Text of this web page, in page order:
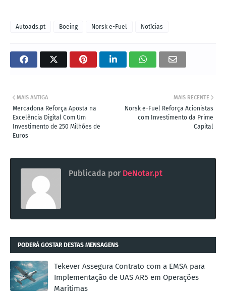
Autoads.pt Boeing Norsk e-Fuel Notícias
MAIS RECENTE
Norsk e-Fuel Reforça Acionistas
com Investimento da Prime
Capital
MAIS ANTIGA
Mercadona Reforça Aposta na
Excelência Digital Com Um
Investimento de 250 Milhões de
Euros
Publicada por DeNotar.pt
PODERÁ GOSTAR DESTAS MENSAGENS
Tekever Assegura Contrato com a EMSA para
Implementação de UAS AR5 em Operações
Marítimas